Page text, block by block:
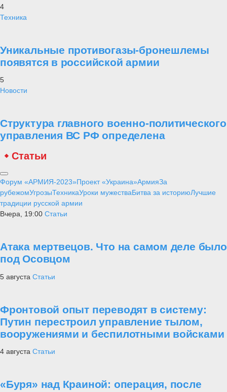
4
Техника
Уникальные противогазы-бронешлемы
появятся в российской армии
5
Новости
Структура главного военно-политического
управления ВС РФ определена
Статьи
Форум «АРМИЯ-2023»Проект «Украина»АрмияЗа
рубежомУгрозыТехникаУроки мужестваБитва за историюЛучшие
традиции русской армии
Вчера, 19:00 Статьи
Атака мертвецов. Что на самом деле было
под Осовцом
5 августа Статьи
Фронтовой опыт переводят в систему:
Путин перестроил управление тылом,
вооружениями и беспилотными войсками
4 августа Статьи
«Буря» над Краиной: операция, после